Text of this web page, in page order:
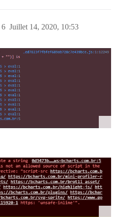
Juillet 14, 2020, 10:53
6